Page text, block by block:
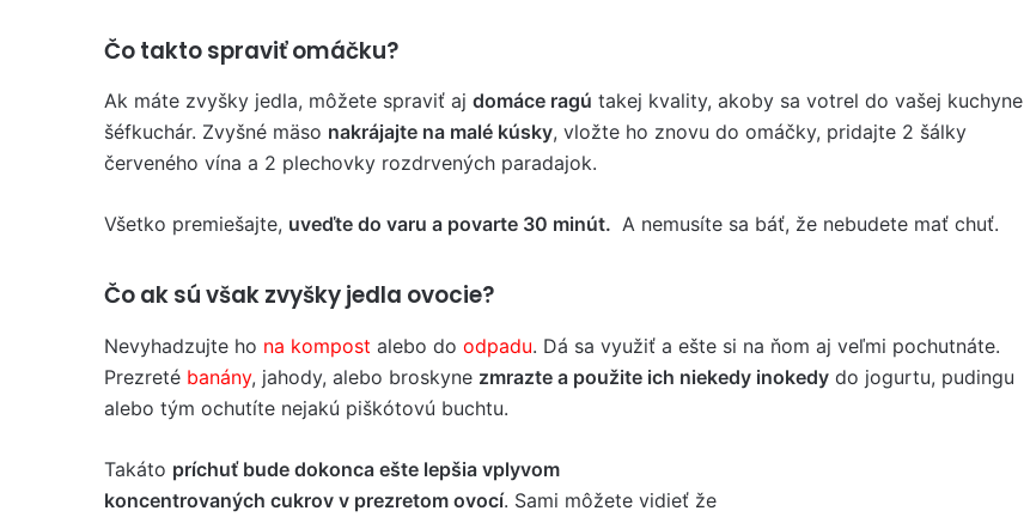
Čo takto spraviť omáčku?
Ak máte zvyšky jedla, môžete spraviť aj domáce ragú takej kvality, akoby sa votrel do vašej kuchyne
šéfkuchár. Zvyšné mäso nakrájajte na malé kúsky, vložte ho znovu do omáčky, pridajte 2 šálky
červeného vína a 2 plechovky rozdrvených paradajok.
Všetko premiešajte, uveďte do varu a povarte 30 minút. A nemusíte sa báť, že nebudete mať chuť.
Čo ak sú však zvyšky jedla ovocie?
Nevyhadzujte ho na kompost alebo do odpadu. Dá sa využiť a ešte si na ňom aj veľmi pochutnáte.
Prezreté banány, jahody, alebo broskyne zmrazte a použite ich niekedy inokedy do jogurtu, pudingu
alebo tým ochutíte nejakú piškótovú buchtu.
Takáto príchuť bude dokonca ešte lepšia vplyvom
koncentrovaných cukrov v prezretom ovocí. Sami môžete vidieť že